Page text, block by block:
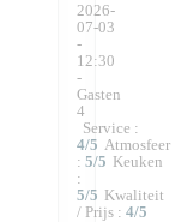
2026-
07-03
-
12:30
-
Gasten
4
Service :
4/5 Atmosfeer
: 5/5 Keuken
:
5/5 Kwaliteit
/ Prijs : 4/5